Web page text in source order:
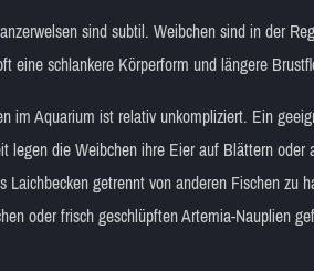
sind subtil. Weibchen sind in der
eine schlankere Körperform und längere
im Aquarium ist relativ unkompliziert. Ein
legen die Weibchen ihre Eier auf Blättern
getrennt von anderen Fischen zu
oder frisch geschlüpften Artemia-Nauplien